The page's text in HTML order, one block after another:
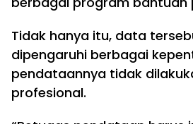
Tidak hanya itu, data
dipengaruhi berbagai
pendataannya tidak
profesional.